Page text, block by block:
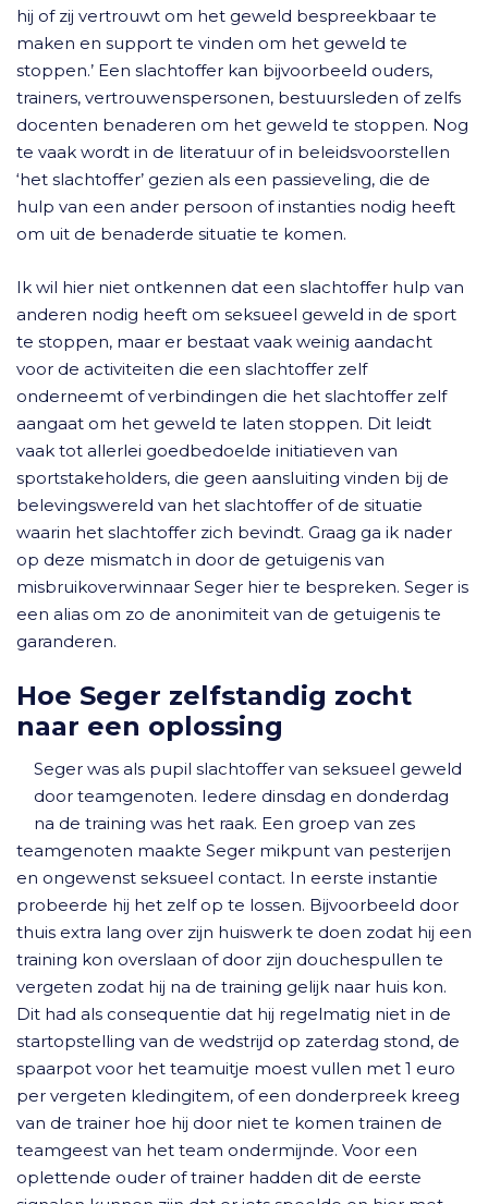
hij of zij vertrouwt om het geweld bespreekbaar te
maken en support te vinden om het geweld te
stoppen.’ Een slachtoffer kan bijvoorbeeld ouders,
trainers, vertrouwenspersonen, bestuursleden of zelfs
docenten benaderen om het geweld te stoppen. Nog
te vaak wordt in de literatuur of in beleidsvoorstellen
‘het slachtoffer’ gezien als een passieveling, die de
hulp van een ander persoon of instanties nodig heeft
om uit de benaderde situatie te komen.
Ik wil hier niet ontkennen dat een slachtoffer hulp van
anderen nodig heeft om seksueel geweld in de sport
te stoppen, maar er bestaat vaak weinig aandacht
voor de activiteiten die een slachtoffer zelf
onderneemt of verbindingen die het slachtoffer zelf
aangaat om het geweld te laten stoppen. Dit leidt
vaak tot allerlei goedbedoelde initiatieven van
sportstakeholders, die geen aansluiting vinden bij de
belevingswereld van het slachtoffer of de situatie
waarin het slachtoffer zich bevindt. Graag ga ik nader
op deze mismatch in door de getuigenis van
misbruikoverwinnaar Seger hier te bespreken. Seger is
een alias om zo de anonimiteit van de getuigenis te
garanderen.
Hoe Seger zelfstandig zocht
naar een oplossing
Seger was als pupil slachtoffer van seksueel geweld
door teamgenoten. Iedere dinsdag en donderdag
na de training was het raak. Een groep van zes
teamgenoten maakte Seger mikpunt van pesterijen
en ongewenst seksueel contact. In eerste instantie
probeerde hij het zelf op te lossen. Bijvoorbeeld door
thuis extra lang over zijn huiswerk te doen zodat hij een
training kon overslaan of door zijn douchespullen te
vergeten zodat hij na de training gelijk naar huis kon.
Dit had als consequentie dat hij regelmatig niet in de
startopstelling van de wedstrijd op zaterdag stond, de
spaarpot voor het teamuitje moest vullen met 1 euro
per vergeten kledingitem, of een donderpreek kreeg
van de trainer hoe hij door niet te komen trainen de
teamgeest van het team ondermijnde. Voor een
oplettende ouder of trainer hadden dit de eerste